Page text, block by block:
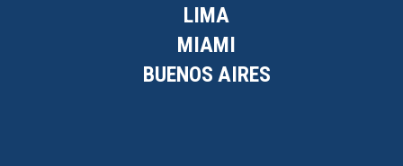
LIMA
MIAMI
BUENOS AIRES